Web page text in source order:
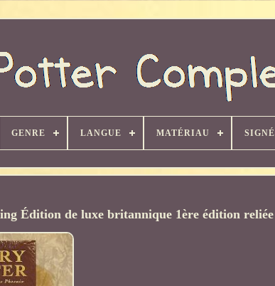
GENRE LANGUE MATÉRIAU SIGNÉ
Édition de luxe britannique 1ère édition reliée